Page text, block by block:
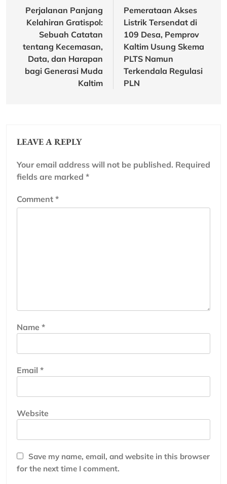
navigation
Perjalanan Panjang
Kelahiran Gratispol:
Sebuah Catatan
tentang Kecemasan,
Data, dan Harapan
bagi Generasi Muda
Kaltim
Pemerataan Akses
Listrik Tersendat di
109 Desa, Pemprov
Kaltim Usung Skema
PLTS Namun
Terkendala Regulasi
PLN
LEAVE A REPLY
Your email address will not be published. Required
fields are marked *
Comment *
Name *
Email *
Website
Save my name, email, and website in this browser
for the next time I comment.